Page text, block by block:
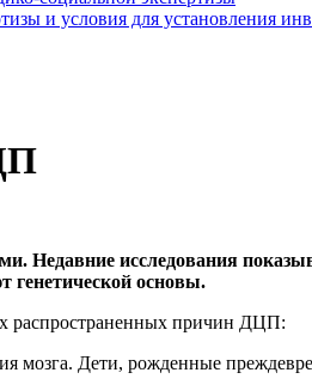
и условия для установления
Недавние исследования
генетической основы.
распространенных причин ДЦП:
мозга. Дети, рожденные